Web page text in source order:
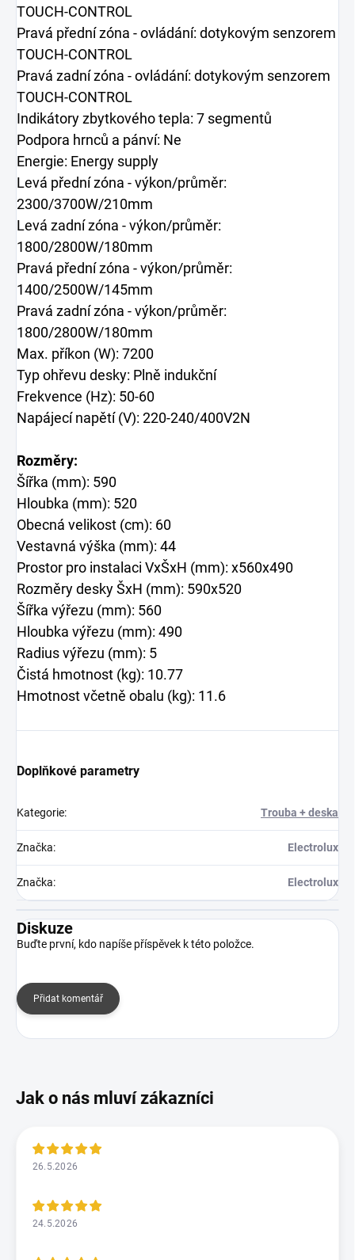
TOUCH-CONTROL
Pravá přední zóna - ovládání: dotykovým senzorem
TOUCH-CONTROL
Pravá zadní zóna - ovládání: dotykovým senzorem
TOUCH-CONTROL
Indikátory zbytkového tepla: 7 segmentů
Podpora hrnců a pánví: Ne
Energie: Energy supply
Levá přední zóna - výkon/průměr:
2300/3700W/210mm
Levá zadní zóna - výkon/průměr:
1800/2800W/180mm
Pravá přední zóna - výkon/průměr:
1400/2500W/145mm
Pravá zadní zóna - výkon/průměr:
1800/2800W/180mm
Max. příkon (W): 7200
Typ ohřevu desky: Plně indukční
Frekvence (Hz): 50-60
Napájecí napětí (V): 220-240/400V2N
Rozměry:
Šířka (mm): 590
Hloubka (mm): 520
Obecná velikost (cm): 60
Vestavná výška (mm): 44
Prostor pro instalaci VxŠxH (mm): x560x490
Rozměry desky ŠxH (mm): 590x520
Šířka výřezu (mm): 560
Hloubka výřezu (mm): 490
Radius výřezu (mm): 5
Čistá hmotnost (kg): 10.77
Hmotnost včetně obalu (kg): 11.6
Doplňkové parametry
Kategorie: Trouba + deska
Značka: Electrolux
Značka: Electrolux
Diskuze
Buďte první, kdo napíše příspěvek k této položce.
Přidat komentář
26.5.2026
24.5.2026